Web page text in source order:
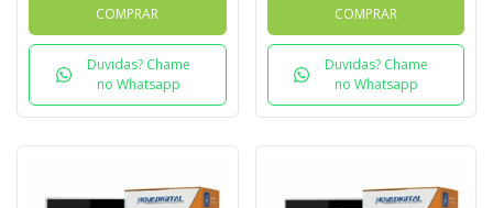
COMPRAR
Duvidas? Chame
no Whatsapp
COMPRAR
Duvidas? Chame
no Whatsapp